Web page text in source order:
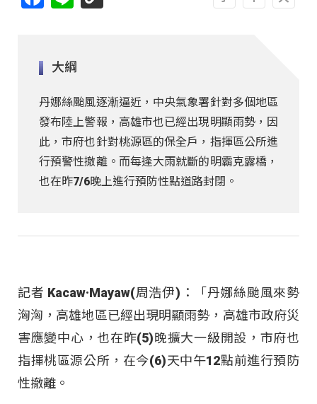
大綱
丹娜絲颱風逐漸逼近，中央氣象署針對多個地區
發布陸上警報，高雄市也已經出現明顯雨勢，因
此，市府也針對桃源區的保全戶，指揮區公所進
行預警性撤離。而每逢大雨就斷的明霸克露橋，
也在昨7/6晚上進行預防性點道路封閉。
記者 Kacaw·Mayaw(周浩伊)：「丹娜絲颱風來勢
洶洶，高雄地區已經出現明顯雨勢，高雄市政府災
害應變中心，也在昨(5)晚擴大一級開設，市府也
指揮桃區源公所，在今(6)天中午12點前進行預防
性撤離。